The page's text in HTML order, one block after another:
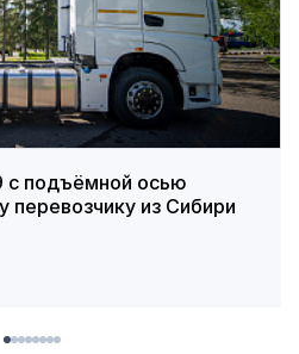
с подъёмной осью
перевозчику из Сибири